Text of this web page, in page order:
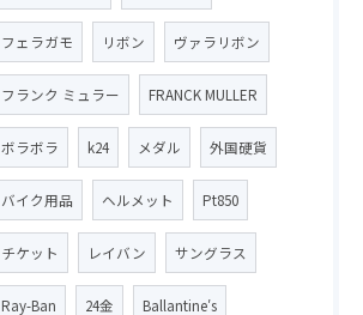
フェラガモ リボン ヴァラリボン
フランク ミュラー FRANCK MULLER
ボラボラ k24 メダル 外国硬貨
バイク用品 ヘルメット Pt850
チケット レイバン サングラス
Ray-Ban 24金 Ballantine′s